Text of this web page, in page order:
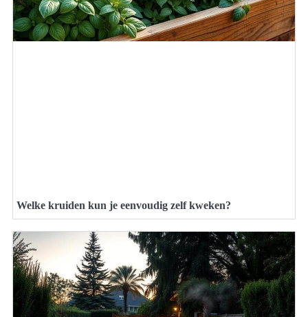
Welke kruiden kun je eenvoudig zelf kweken?